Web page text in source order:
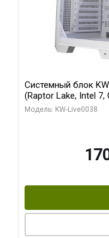
Системный блок
(Raptor Lake, Intel
модуля)/ Gigabyte
Модель: KW-Live0038